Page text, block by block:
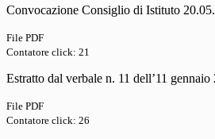
Convocazione Consiglio di Istituto
File PDF
Contatore click: 21
Estratto dal verbale n. 11 dell’11 gennaio
File PDF
Contatore click: 26